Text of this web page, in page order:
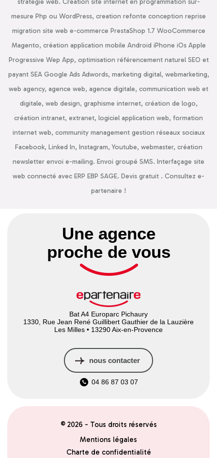
mesure Php ou WordPress, creation refonte conception reprise
migration site web e-commerce PrestaShop 1.7 WooCommerce
Magento, création application mobile Android iPhone iOs Apple
Progressive Wep App, optimisation référencement naturel SEO et
payant SEA Google Ads Adwords, marketing digital, webmarketing,
web agency, agence web, agence digitale, communication web et
digitale, web design, graphisme internet, création de logo,
création intranet, extranet, logiciel application web, formation
internet web, community management gestion réseaux sociaux
Facebook, Linked In, Instagram, Youtube, webmaster, création
newsletter envoi e-mailing. Envoi groupé SMS. Interfaçage site
web connecté avec ERP EBP SAGE. Devis gratuit . Consultez e-
partenaire !
Une agence
proche de vous
Bat A4 Europarc Pichaury
1330, Rue Jean René Guillibert Gauthier de la Lauzière
Les Milles • 13290 Aix-en-Provence
nous contacter
04 86 87 03 07
© 2026 - Tous droits réservés
Mentions légales
Charte de confidentialité